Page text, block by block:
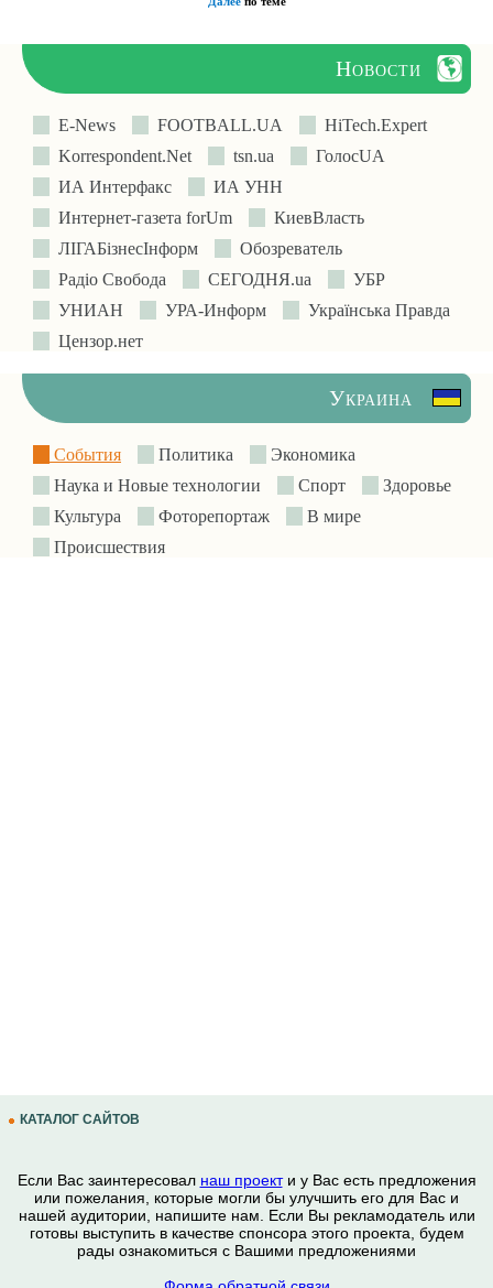
Новости
E-News FOOTBALL.UA
HiTech.Expert
Korrespondent.Net
tsn.ua
ГолосUA
ИА Интерфакс
ИА УНН
Интернет-газета forUm
КиевВласть
ЛIГАБiзнесIнформ
Обозреватель
Радіо Свобода
СЕГОДНЯ.ua
УБР
УНИАН
УРА-Информ
Українська Правда
Цензор.нет
Украина
События Политика
Экономика
Наука и Новые технологии
Спорт
Здоровье
Культура
Фоторепортаж
В мире
Происшествия
КАТАЛОГ САЙТОВ
Если Вас заинтересовал наш проекти у Вас есть предложения
или пожелания, которые могли бы улучшить его для Вас и
нашей аудитории, напишите нам. Если Вы рекламодатель или
готовы выступить в качестве спонсора этого проекта, будем
рады ознакомиться с Вашими предложениями